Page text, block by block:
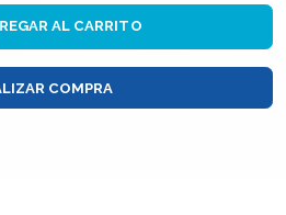
AL CARRITO
COMPRA